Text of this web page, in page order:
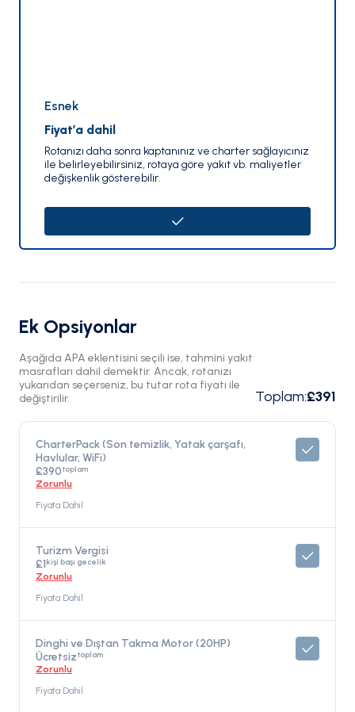
Esnek
Fiyat’a dahil
Rotanızı daha sonra kaptanınız ve charter sağlayıcınız
ile belirleyebilirsiniz, rotaya göre yakıt vb. maliyetler
değişkenlik gösterebilir.
Ek Opsiyonlar
Aşağıda APA eklentisini seçili ise, tahmini yakıt
masrafları dahil demektir. Ancak, rotanızı
yukarıdan seçerseniz, bu tutar rota fiyatı ile
değiştirilir.
Toplam:£391
CharterPack (Son temizlik, Yatak çarşafı,
Havlular, WiFi)
£390toplam
Zorunlu
Fiyata Dahil
Turizm Vergisi
£1kişi başı gecelik
Zorunlu
Fiyata Dahil
Dinghi ve Dıştan Takma Motor (20HP)
Ücretsiztoplam
Zorunlu
Fiyata Dahil